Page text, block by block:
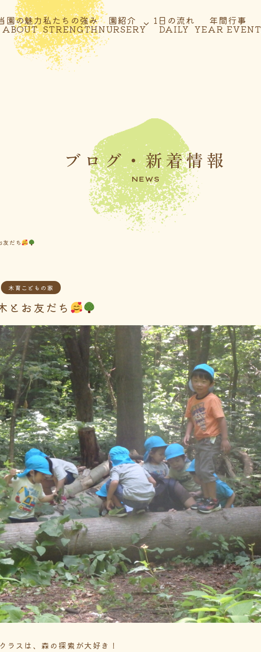
園の魅力
ABOUT
私たちの強み
STRENGTH
園紹介
NURSERY
1日の流れ
DAILY
年間行事
YEAR EVENT
ブログ・新着情報
NEWS
だち
木育こどもの家
お友だち
ラスは、森の探索が大好き！